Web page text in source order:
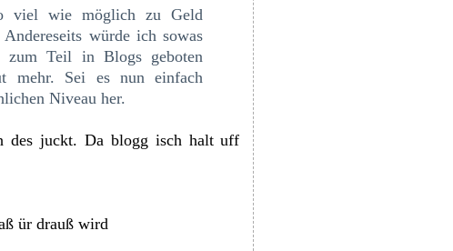
viel wie möglich zu Geld
würde ich sowas
zum Teil in Blogs geboten
mehr. Sei es nun einfach
Niveau her.
des juckt. Da blogg isch halt uff
ür drauß wird